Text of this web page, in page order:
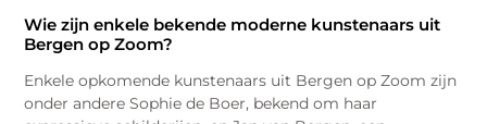
Wie zijn enkele bekende moderne kunstenaars uit
Bergen op Zoom?
Enkele opkomende kunstenaars uit Bergen op Zoom zijn
onder andere Sophie de Boer, bekend om haar